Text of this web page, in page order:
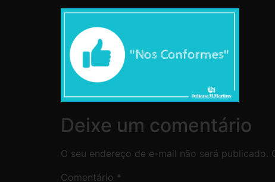
Deixe um comentário
O seu endereço de e-mail não será publicado.
Comentário *